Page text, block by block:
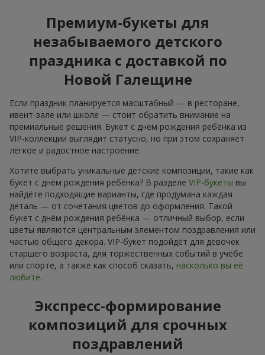
Премиум-букеты для
незабываемого детского
праздника с доставкой по
Новой Галещине
Если праздник планируется масштабный — в ресторане,
ивент-зале или школе — стоит обратить внимание на
премиальные решения. Букет с днём рождения ребёнка из
VIP-коллекции выглядит статусно, но при этом сохраняет
лёгкое и радостное настроение.
Хотите выбрать уникальные детские композиции, такие как
букет с днём рождения ребёнка? В разделе VIP-букеты вы
найдёте подходящие варианты, где продумана каждая
деталь — от сочетания цветов до оформления. Такой
букет с днём рождения ребёнка — отличный выбор, если
цветы являются центральным элементом поздравления или
частью общего декора. VIP-букет подойдёт для девочек
старшего возраста, для торжественных событий в учёбе
или спорте, а также как способ сказать, насколько вы её
любите.
Экспресс-формирование
композиций для срочных
поздравлений